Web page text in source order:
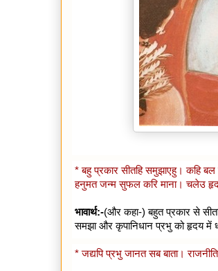
* बहु प्रकार सीतहि समुझाएहु। कहि बल
हनुमत जन्म सुफल करि माना। चलेउ
भावार्थ:-(और कहा-) बहुत प्रकार से
समझा और कृपानिधान प्रभु को हृदय
* जद्यपि प्रभु जानत सब बाता।